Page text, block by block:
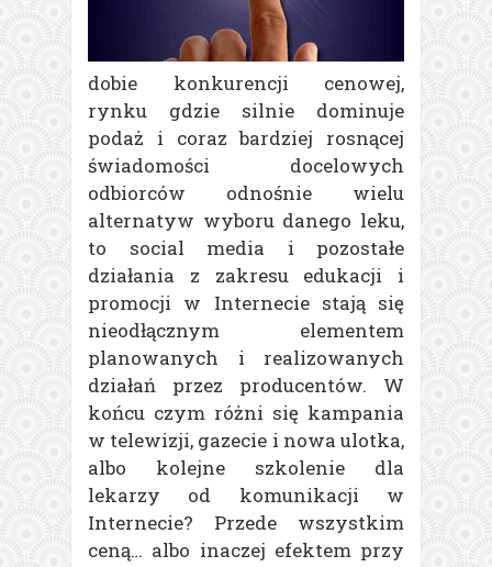
dobie konkurencji cenowej,
rynku gdzie silnie dominuje
podaż i coraz bardziej rosnącej
świadomości docelowych
odbiorców odnośnie wielu
alternatyw wyboru danego leku,
to social media i pozostałe
działania z zakresu edukacji i
promocji w Internecie stają się
nieodłącznym elementem
planowanych i realizowanych
działań przez producentów. W
końcu czym różni się kampania
w telewizji, gazecie i nowa ulotka,
albo kolejne szkolenie dla
lekarzy od komunikacji w
Internecie? Przede wszystkim
ceną… albo inaczej efektem przy